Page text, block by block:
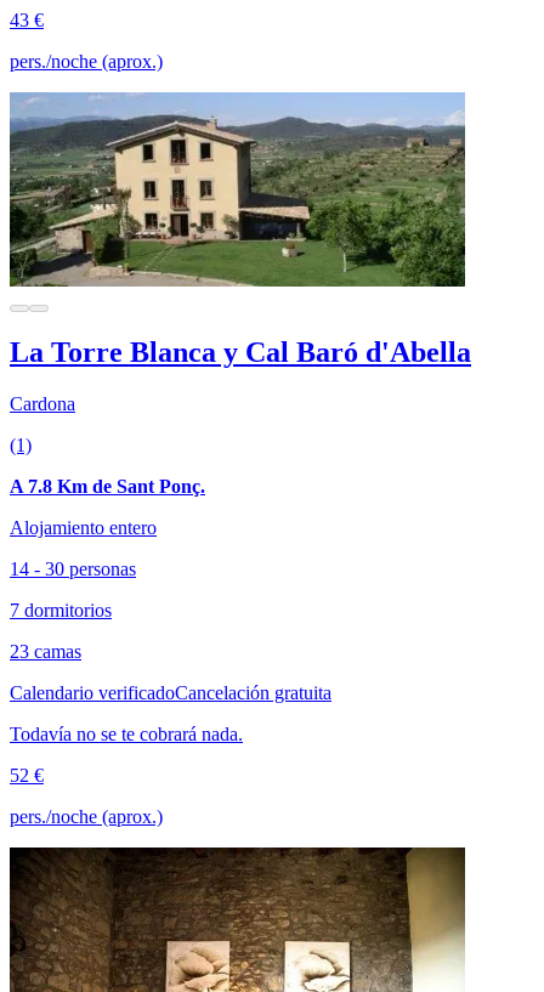
43 €
pers./noche (aprox.)
La Torre Blanca y Cal Baró d'Abella
Cardona
(1)
A 7.8 Km de Sant Ponç.
Alojamiento entero
14 - 30 personas
7 dormitorios
23 camas
Calendario verificadoCancelación gratuita
Todavía no se te cobrará nada.
52 €
pers./noche (aprox.)